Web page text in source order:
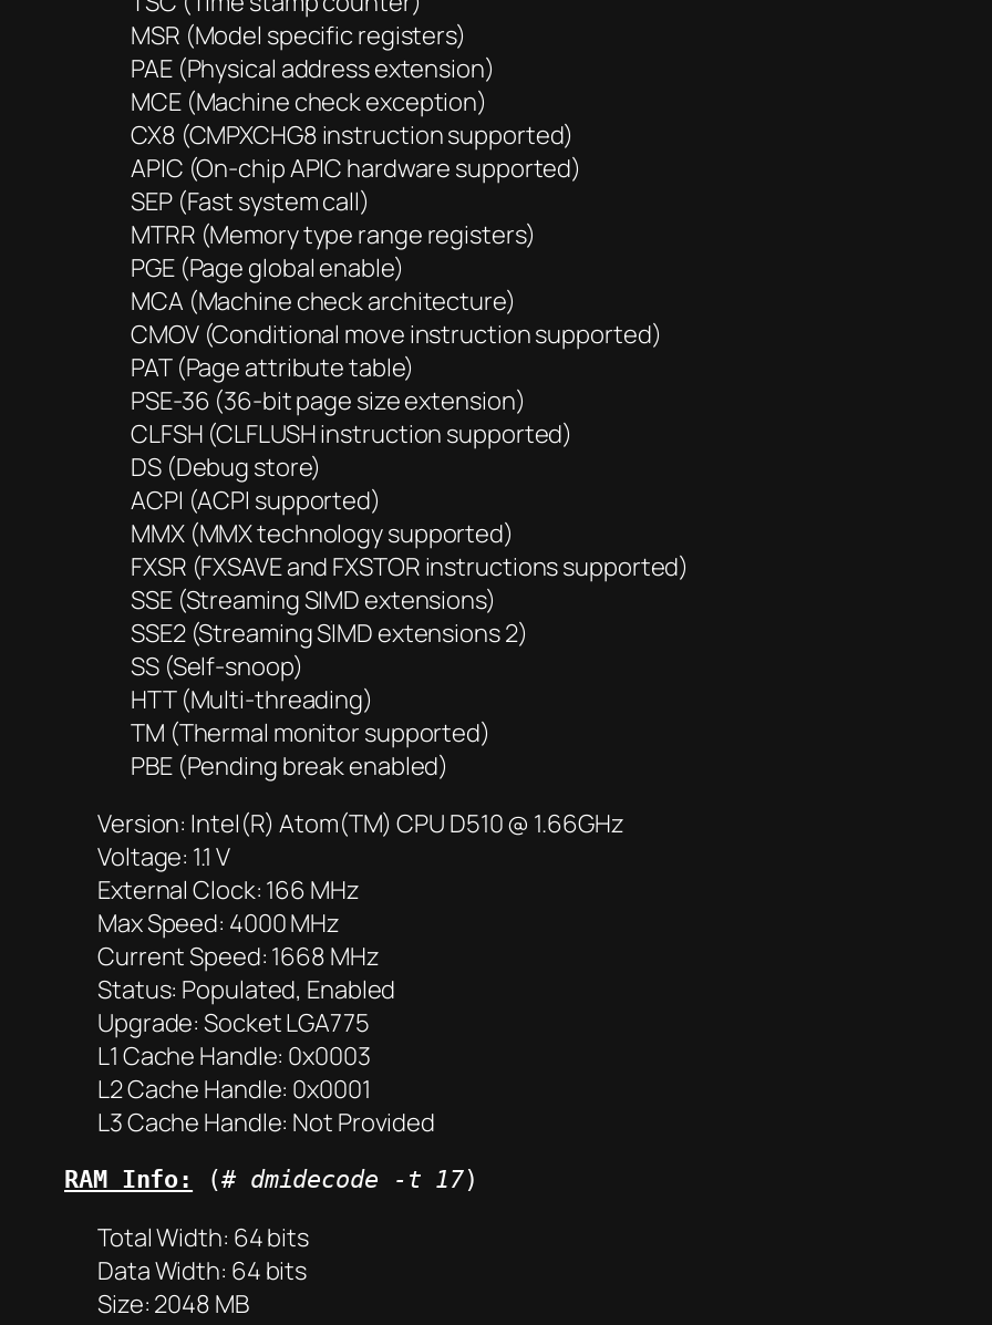
MSR (Model specific registers)
PAE (Physical address extension)
MCE (Machine check exception)
CX8 (CMPXCHG8 instruction supported)
APIC (On-chip APIC hardware supported)
SEP (Fast system call)
MTRR (Memory type range registers)
PGE (Page global enable)
MCA (Machine check architecture)
CMOV (Conditional move instruction supported)
PAT (Page attribute table)
PSE-36 (36-bit page size extension)
CLFSH (CLFLUSH instruction supported)
DS (Debug store)
ACPI (ACPI supported)
MMX (MMX technology supported)
FXSR (FXSAVE and FXSTOR instructions supported)
SSE (Streaming SIMD extensions)
SSE2 (Streaming SIMD extensions 2)
SS (Self-snoop)
HTT (Multi-threading)
TM (Thermal monitor supported)
PBE (Pending break enabled)
Version: Intel(R) Atom(TM) CPU D510 @ 1.66GHz
Voltage: 1.1 V
External Clock: 166 MHz
Max Speed: 4000 MHz
Current Speed: 1668 MHz
Status: Populated, Enabled
Upgrade: Socket LGA775
L1 Cache Handle: 0x0003
L2 Cache Handle: 0x0001
L3 Cache Handle: Not Provided
RAM Info: (# dmidecode -t 17)
Total Width: 64 bits
Data Width: 64 bits
Size: 2048 MB